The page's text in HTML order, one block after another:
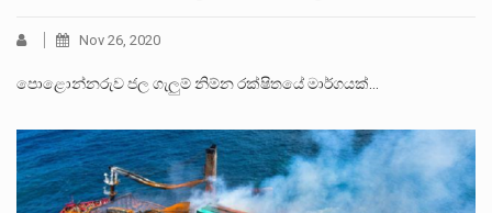
Nov 26, 2020
පොළොන්නරුව ජල ගැලුම් නිම්න රක්ෂිතයේ මාර්ගයක්…